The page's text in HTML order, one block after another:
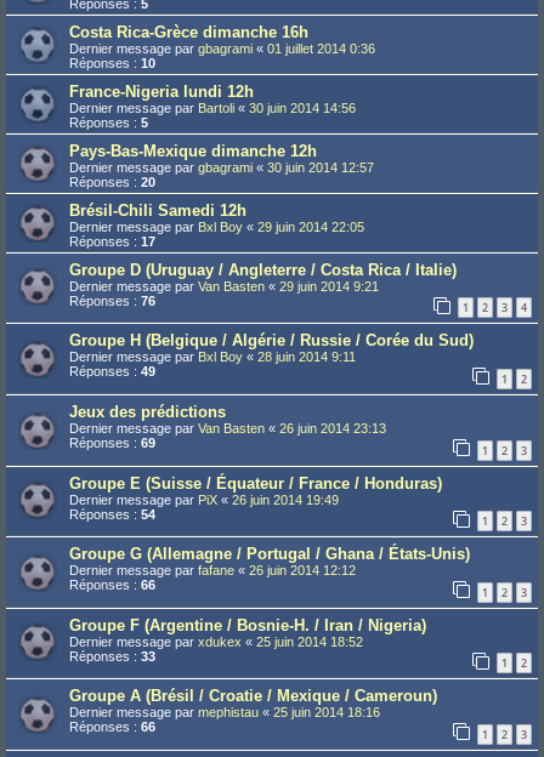
Réponses : 5
Costa Rica-Grèce dimanche 16h
Dernier message par gbagrami « 01 juillet 2014 0:36
Réponses : 10
France-Nigeria lundi 12h
Dernier message par Bartoli « 30 juin 2014 14:56
Réponses : 5
Pays-Bas-Mexique dimanche 12h
Dernier message par gbagrami « 30 juin 2014 12:57
Réponses : 20
Brésil-Chili Samedi 12h
Dernier message par Bxl Boy « 29 juin 2014 22:05
Réponses : 17
Groupe D (Uruguay / Angleterre / Costa Rica / Italie)
Dernier message par Van Basten « 29 juin 2014 9:21
Réponses : 76 1 2 3 4
Groupe H (Belgique / Algérie / Russie / Corée du Sud)
Dernier message par Bxl Boy « 28 juin 2014 9:11
Réponses : 49 1 2
Jeux des prédictions
Dernier message par Van Basten « 26 juin 2014 23:13
Réponses : 69 1 2 3
Groupe E (Suisse / Équateur / France / Honduras)
Dernier message par PiX « 26 juin 2014 19:49
Réponses : 54 1 2 3
Groupe G (Allemagne / Portugal / Ghana / États-Unis)
Dernier message par fafane « 26 juin 2014 12:12
Réponses : 66 1 2 3
Groupe F (Argentine / Bosnie-H. / Iran / Nigeria)
Dernier message par xdukex « 25 juin 2014 18:52
Réponses : 33 1 2
Groupe A (Brésil / Croatie / Mexique / Cameroun)
Dernier message par mephistau « 25 juin 2014 18:16
Réponses : 66 1 2 3